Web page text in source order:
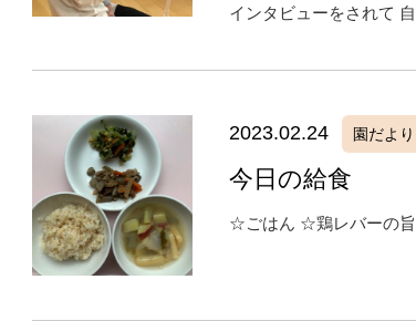
インタビューをされて
2023.02.24 園だより
今日の給食
☆ごはん ☆鶏レバーの